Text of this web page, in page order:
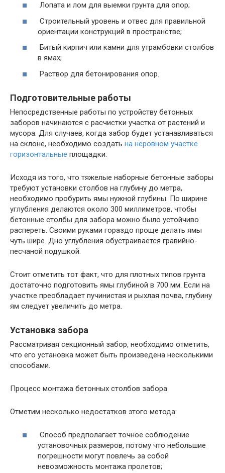
Лопата и лом для выемки грунта для опор;
Строительный уровень и отвес для правильной
ориентации конструкций в пространстве;
Битый кирпич или камни для утрамбовки столбов
в ямах;
Раствор для бетонирования опор.
Подготовительные работы
Непосредственные работы по устройству бетонных
заборов начинаются с расчистки участка от растений и
мусора. Для случаев, когда забор будет устанавливаться
на склоне, необходимо создать на неровном участке
горизонтальные площадки.
Исходя из того, что тяжелые наборные бетонные заборы
требуют установки столбов на глубину до метра,
необходимо пробурить ямы нужной глубины. По ширине
углубления делаются около 300 миллиметров, чтобы
бетонные столбы для забора можно было устойчиво
распереть. Своими руками гораздо проще делать ямы
чуть шире. Дно углубления обустраивается гравийно-
песчаной подушкой.
Стоит отметить тот факт, что для плотных типов грунта
достаточно подготовить ямы глубиной в 700 мм. Если на
участке преобладает пучинистая и рыхлая почва, глубину
ям следует увеличить до метра.
Установка забора
Рассматривая секционный забор, необходимо отметить,
что его установка может быть произведена несколькими
способами.
Процесс монтажа бетонных столбов забора
Отметим несколько недостатков этого метода:
Способ предполагает точное соблюдение
установочных размеров, потому что небольшие
погрешности могут повлечь за собой
невозможность монтажа пролетов;